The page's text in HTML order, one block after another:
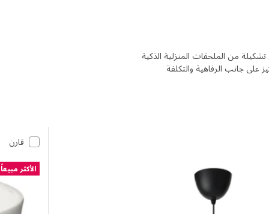
من الملحقات المنزلية الذكية
على جانب الرفاهية والتكلفة
قارن
الأكثر مبيعاً